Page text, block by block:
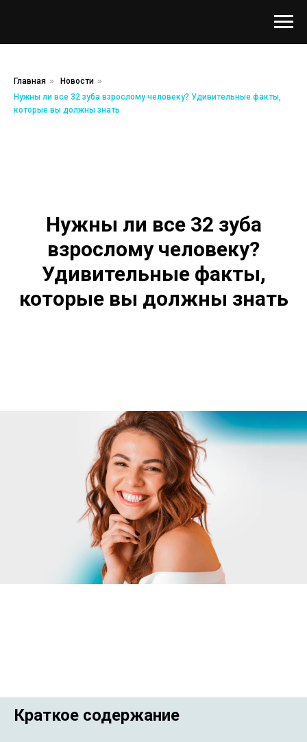
Главная » Новости »
Нужны ли все 32 зуба взрослому человеку? Удивительные факты,
которые вы должны знать
Нужны ли все 32 зуба
взрослому человеку?
Удивительные факты,
которые вы должны знать
Краткое содержание